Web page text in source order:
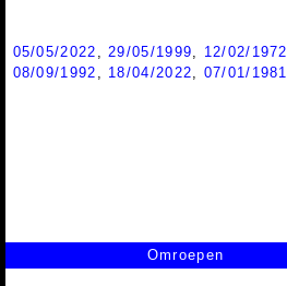
05/05/2022 29/05/1999 12/02/1972
08/09/1992
18/04/2022
07/01/1981
Omroepen